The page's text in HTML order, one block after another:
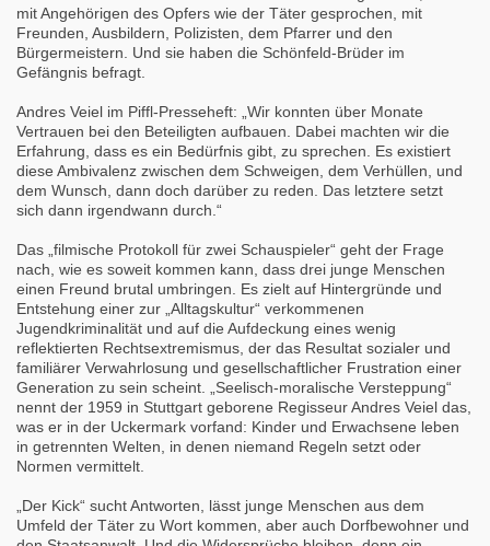
mit Angehörigen des Opfers wie der Täter gesprochen, mit
Freunden, Ausbildern, Polizisten, dem Pfarrer und den
Bürgermeistern. Und sie haben die Schönfeld-Brüder im
Gefängnis befragt.
Andres Veiel im Piffl-Presseheft: „Wir konnten über Monate
Vertrauen bei den Beteiligten aufbauen. Dabei machten wir die
Erfahrung, dass es ein Bedürfnis gibt, zu sprechen. Es existiert
diese Ambivalenz zwischen dem Schweigen, dem Verhüllen, und
dem Wunsch, dann doch darüber zu reden. Das letztere setzt
sich dann irgendwann durch.“
Das „filmische Protokoll für zwei Schauspieler“ geht der Frage
nach, wie es soweit kommen kann, dass drei junge Menschen
einen Freund brutal umbringen. Es zielt auf Hintergründe und
Entstehung einer zur „Alltagskultur“ verkommenen
Jugendkriminalität und auf die Aufdeckung eines wenig
reflektierten Rechtsextremismus, der das Resultat sozialer und
familiärer Verwahrlosung und gesellschaftlicher Frustration einer
Generation zu sein scheint. „Seelisch-moralische Versteppung“
nennt der 1959 in Stuttgart geborene Regisseur Andres Veiel das,
was er in der Uckermark vorfand: Kinder und Erwachsene leben
in getrennten Welten, in denen niemand Regeln setzt oder
Normen vermittelt.
„Der Kick“ sucht Antworten, lässt junge Menschen aus dem
Umfeld der Täter zu Wort kommen, aber auch Dorfbewohner und